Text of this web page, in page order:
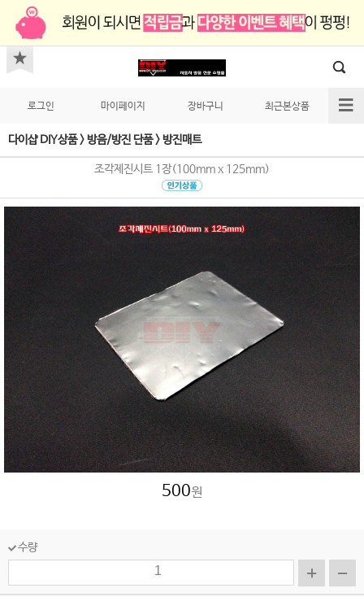
로그인 마이페이지 장바구니 최근본상품
다이샵 DIY상품>방음/방진 단품>방진매트
조각제진시트 1장(100mm x 125mm)
500원
수량